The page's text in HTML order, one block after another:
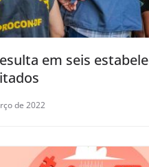
em seis
de 2022